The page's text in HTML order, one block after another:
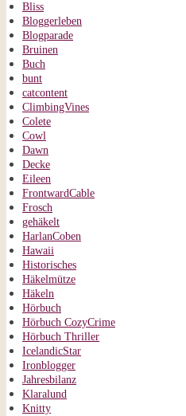
Bliss
Bloggerleben
Blogparade
Bruinen
Buch
bunt
catcontent
ClimbingVines
Colete
Cowl
Dawn
Decke
Eileen
FrontwardCable
Frosch
gehäkelt
HarlanCoben
Hawaii
Historisches
Häkelmütze
Häkeln
Hörbuch
Hörbuch CozyCrime
Hörbuch Thriller
IcelandicStar
Ironblogger
Jahresbilanz
Klaralund
Knitty